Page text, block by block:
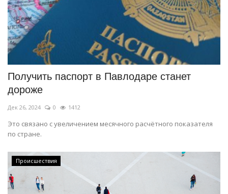
Получить паспорт в Павлодаре станет
дороже
Дек 26, 2024 0 1412
Это связано с увеличением месячного расчётного показателя
по стране.
Происшествия